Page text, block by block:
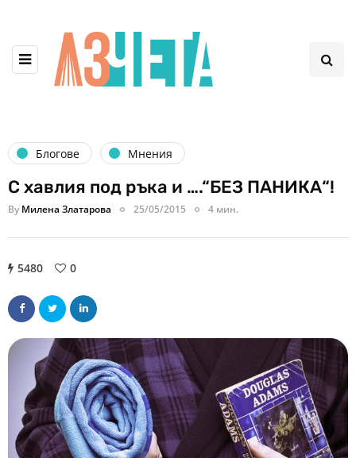
Блогове Мнения
С хавлия под ръка и ….“БЕЗ ПАНИКА“!
By Милена Златарова 25/05/2015 4 мин.
5480 0